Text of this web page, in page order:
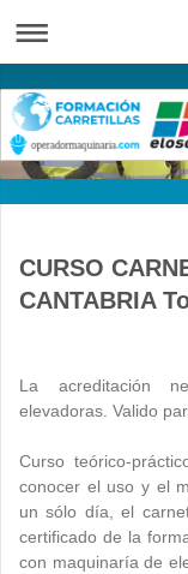
CURSO
CANTABRIA
La acreditación
elevadoras. Valido
Curso teórico-
conocer el uso y el
un sólo día, el
certificado de la
con maquinaría de